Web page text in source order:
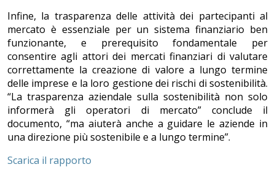
Infine, la trasparenza delle attività dei partecipanti al
mercato è essenziale per un sistema finanziario ben
funzionante, e prerequisito fondamentale per
consentire agli attori dei mercati finanziari di valutare
correttamente la creazione di valore a lungo termine
delle imprese e la loro gestione dei rischi di sostenibilità.
“La trasparenza aziendale sulla sostenibilità non solo
informerà gli operatori di mercato” conclude il
documento, “ma aiuterà anche a guidare le aziende in
una direzione più sostenibile e a lungo termine”.
Scarica il rapporto